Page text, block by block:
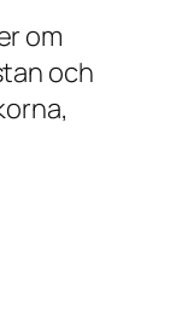
om
och